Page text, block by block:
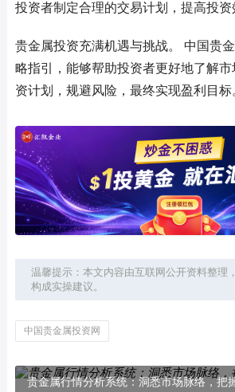
投资者制定合理的交易计划，提高投资
贵金属投资充满机遇与挑战。 中国贵
略指引，能够帮助投资者更好地了解
资计划，规避风险，最终实现盈利目标
温馨提示：本文内容由互联网公开资料整理
构成实操建议。
中国贵金属投资网
贵金属行情分析系统：洞悉市场脉络，把